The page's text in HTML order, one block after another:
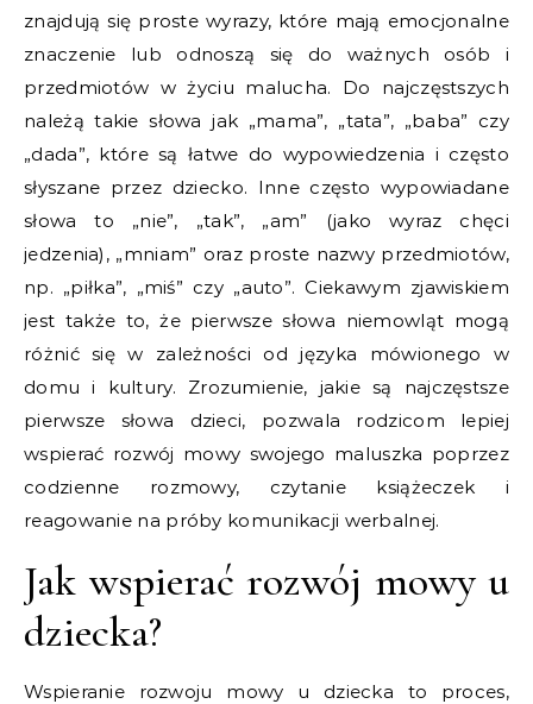
znajdują się proste wyrazy, które mają emocjonalne
znaczenie lub odnoszą się do ważnych osób i
przedmiotów w życiu malucha. Do najczęstszych
należą takie słowa jak „mama”, „tata”, „baba” czy
„dada”, które są łatwe do wypowiedzenia i często
słyszane przez dziecko. Inne często wypowiadane
słowa to „nie”, „tak”, „am” (jako wyraz chęci
jedzenia), „mniam” oraz proste nazwy przedmiotów,
np. „piłka”, „miś” czy „auto”. Ciekawym zjawiskiem
jest także to, że pierwsze słowa niemowląt mogą
różnić się w zależności od języka mówionego w
domu i kultury. Zrozumienie, jakie są najczęstsze
pierwsze słowa dzieci, pozwala rodzicom lepiej
wspierać rozwój mowy swojego maluszka poprzez
codzienne rozmowy, czytanie książeczek i
reagowanie na próby komunikacji werbalnej.
Jak wspierać rozwój mowy u
dziecka?
Wspieranie rozwoju mowy u dziecka to proces,